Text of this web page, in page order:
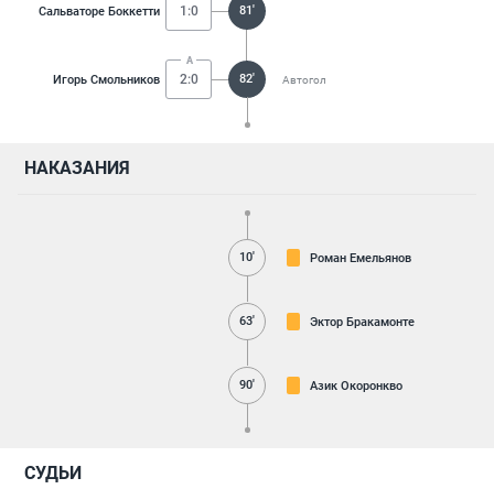
Сальваторе Боккетти 1:0 81'
Игорь Смольников 2:0 82' Автогол
НАКАЗАНИЯ
10' Роман Емельянов
63' Эктор Бракамонте
90' Азик Окоронкво
СУДЬИ